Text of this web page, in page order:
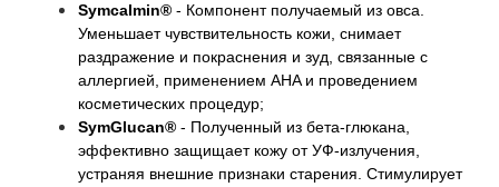
Symcalmin® - Компонент получаемый из овса.
Уменьшает чувствительность кожи, снимает
раздражение и покраснения и зуд, связанные с
аллергией, применением AHA и проведением
косметических процедур;
SymGlucan® - Полученный из бета-глюкана,
эффективно защищает кожу от УФ-излучения,
устраняя внешние признаки старения. Стимулирует